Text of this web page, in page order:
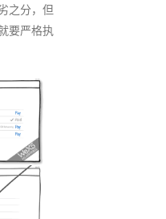
之分，但
要严格执